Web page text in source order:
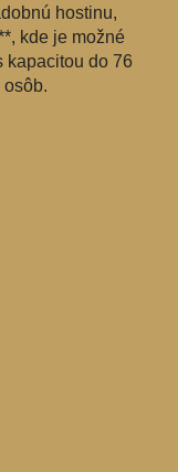
hostinu,
kde je možné
kapacitou do 76